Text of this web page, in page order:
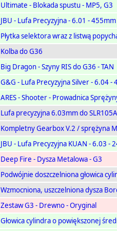
Ultimate - Blokada spustu - MP5, G3
JBU - Lufa Precyzyjna - 6.01 - 455mm
Płytka selektora wraz z listwą
Kolba do G36
Big Dragon - Szyny RIS do G36 - TAN
G&G - Lufa Precyzyjna Silver - 6.04 -
ARES - Shooter - Prowadnica
Lufa precyzyjna 6.03mm do
Kompletny Gearbox V.2 / sprężyna
JBU - Lufa Precyzyjna KUAN - 6.03 -
Deep Fire - Dysza Metalowa - G3
Podwójnie doszczelniona głowica
Wzmocniona, uszczelniona dysza
Zestaw G3 - Drewno - Oryginal
Głowica cylindra o powiększonej